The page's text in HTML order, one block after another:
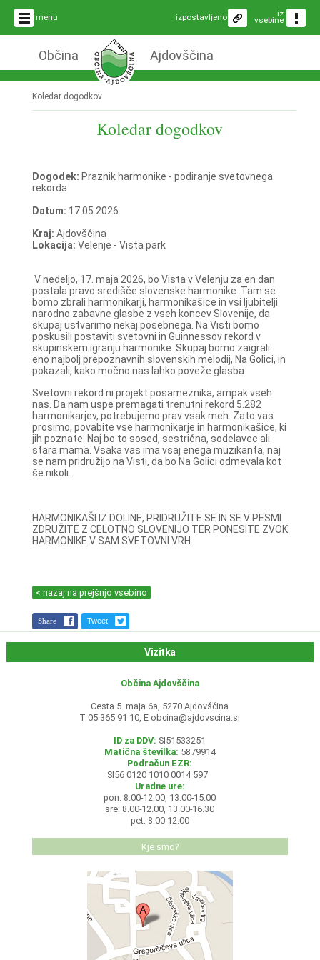
menu iz
vsebine
izpostavljeno
Občina Ajdovščina
Koledar dogodkov
Koledar dogodkov
Dogodek: Praznik harmonike - podiranje svetovnega
rekorda
Datum: 17.05.2026
Kraj: Ajdovščina
Lokacija: Velenje - Vista park
V nedeljo, 17. maja 2026, bo Vista v Velenju za en dan
postala pravo središče slovenske harmonike. Tam se
bomo zbrali harmonikarji, harmonikašice in vsi ljubitelji
narodno zabavne glasbe z vseh koncev Slovenije, da
skupaj ustvarimo nekaj posebnega. Na Visti bomo
poskusili postaviti svetovni in Guinnessov rekord v
skupinskem igranju harmonike. Skupaj bomo zaigrali
eno najbolj prepoznavnih slovenskih melodij, Na Golici, in
pokazali, kako močno nas lahko poveže glasba.
Svetovni rekord ni projekt posameznika, ampak vseh
nas. Da nam uspe premagati trenutni rekord 5.282
harmonikarjev, potrebujemo prav vsak meh. Zato vas
prosimo, povabite vse harmonikarje in harmonikašice, ki
jih poznate. Naj bo to sosed, sestrična, sodelavec ali
stara mama. Vsaka vas ima vsaj enega muzikanta, naj
se nam pridružijo na Visti, da bo Na Golici odmevala kot
še nikoli.
HARMONIKAŠI IZ DOLINE, PRIDRUŽITE SE IN SE V PESMI
ZDRUŽITE Z CELOTNO SLOVENIJO TER PONESITE ZVOK
HARMONIKE V SAM SVETOVNI VRH.
< nazaj na prejšnjo vsebino
Share Tweet
Vizitka
Občina Ajdovščina
Cesta 5. maja 6a, 5270 Ajdovščina
T 05 365 91 10, E obcina@ajdovscina.si
ID za DDV: SI51533251
Matična številka: 5879914
Podračun EZR:
SI56 0120 1010 0014 597
Uradne ure:
pon: 8.00-12.00, 13.00-15.00
sre: 8.00-12.00, 13.00-16.30
pet: 8.00-12.00
Kje smo?